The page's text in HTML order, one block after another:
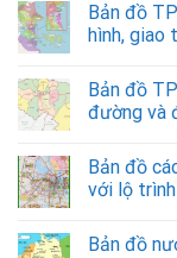
Bản đồ
hình, giao
Bản đồ
đường và
Bản đồ
với lộ
Bản đồ